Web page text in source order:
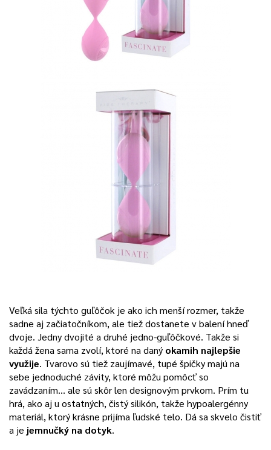
Veľká sila týchto guľôčok je ako ich menší rozmer, takže
sadne aj začiatočníkom, ale tiež dostanete v balení hneď
dvoje. Jedny dvojité a druhé jedno-guľôčkové. Takže si
každá žena sama zvolí, ktoré na daný okamih najlepšie
využije. Tvarovo sú tiež zaujímavé, tupé špičky majú na
sebe jednoduché závity, ktoré môžu pomôcť so
zavádzaním… ale sú skôr len designovým prvkom. Prím tu
hrá, ako aj u ostatných, čistý silikón, takže hypoalergénny
materiál, ktorý krásne prijíma ľudské telo. Dá sa skvelo čistiť
a je jemnučký na dotyk.